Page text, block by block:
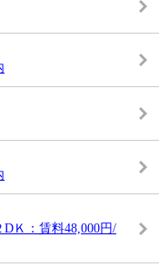
Ｋ：賃料48,000円/